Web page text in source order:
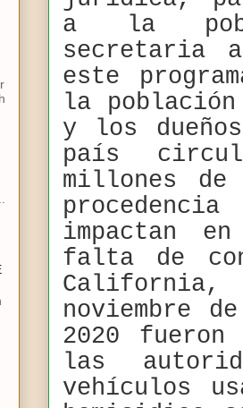
a la
secretaria
este
la
y los
país
millones
impactan
falta de
noviembre
2020
las
vehículos